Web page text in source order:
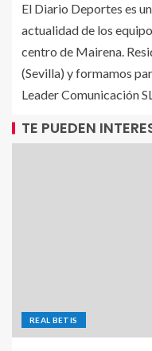
El Diario Deportes es
actualidad de los
centro de Mairena.
(Sevilla) y formamos
Leader Comunicación
TE PUEDEN
REAL BETIS